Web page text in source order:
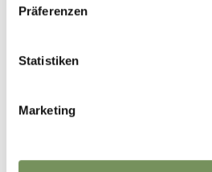
Präferenzen
Statistiken
Marketing